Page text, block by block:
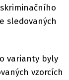
sledovaných
varianty byly
vzorcích